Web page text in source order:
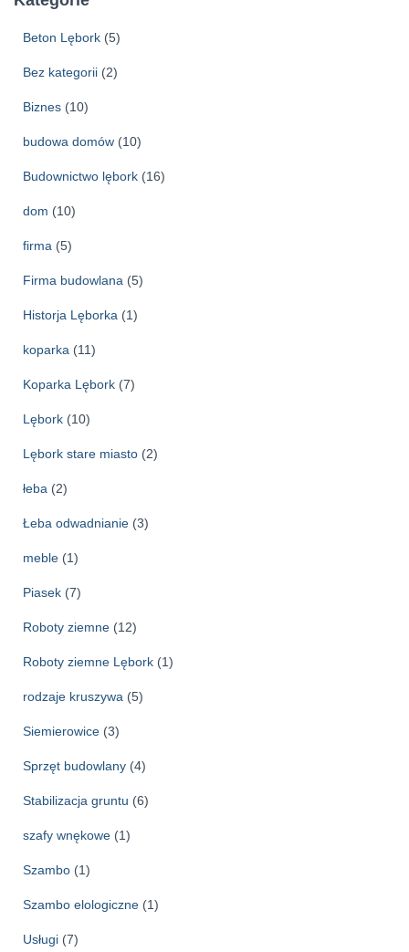
Beton Lębork (5)
Bez kategorii (2)
Biznes (10)
budowa domów (10)
Budownictwo lębork (16)
dom (10)
firma (5)
Firma budowlana (5)
Historja Lęborka (1)
koparka (11)
Koparka Lębork (7)
Lębork (10)
Lębork stare miasto (2)
łeba (2)
Łeba odwadnianie (3)
meble (1)
Piasek (7)
Roboty ziemne (12)
Roboty ziemne Lębork (1)
rodzaje kruszywa (5)
Siemierowice (3)
Sprzęt budowlany (4)
Stabilizacja gruntu (6)
szafy wnękowe (1)
Szambo (1)
Szambo elologiczne (1)
Usługi (7)